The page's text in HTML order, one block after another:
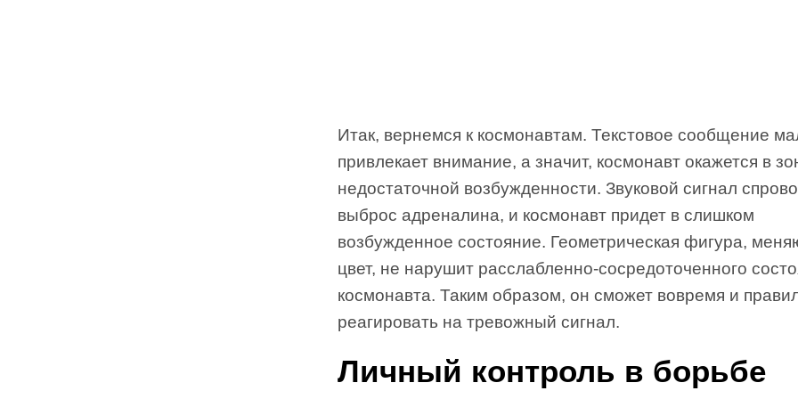
Итак, вернемся к космонавтам. Текстовое сообщение
привлекает внимание, а значит, космонавт окажется в
недостаточной возбужденности. Звуковой сигнал
выброс адреналина, и космонавт придет в слишком
возбужденное состояние. Геометрическая фигура,
цвет, не нарушит расслабленно-сосредоточенного
космонавта. Таким образом, он сможет вовремя и
реагировать на тревожный сигнал.
Личный контроль в борьбе